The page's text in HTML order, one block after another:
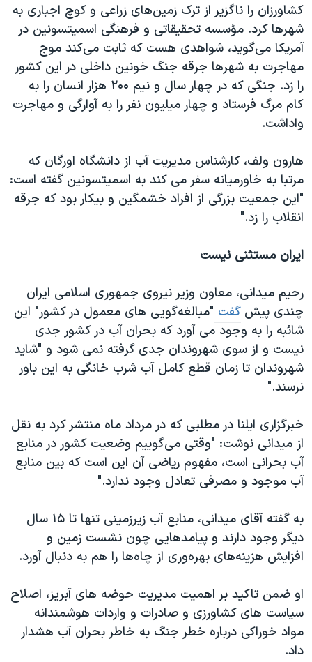
کشاورزان را ناگزیر از ترک زمین‌های زراعی و کوچ اجباری به
شهرها کرد. مؤسسه تحقیقاتی و فرهنگی اسمیتسونین در
آمریکا می‌گوید، شواهدی هست که ثابت می‌کند موج
مهاجرت به شهرها جرقه جنگ خونین داخلی در این کشور
را زد. جنگی که در چهار سال و نیم ۲۰۰ هزار انسان را به
کام مرگ فرستاد و چهار میلیون نفر را به آوارگی و مهاجرت
واداشت.
هارون ولف، کارشناس مدیریت آب از دانشگاه اورگان که
مرتبا به خاورمیانه سفر می کند به اسمیتسونین گفته است:
"این جمعیت بزرگی از افراد خشمگین و بیکار بود که جرقه
انقلاب را زد."
ایران مستثنی نیست
رحیم میدانی، معاون وزیر نیروی جمهوری اسلامی ایران
چندی پیش گفت "مبالغه‌گویی های معمول در کشور" این
شائبه را به وجود می آورد که بحران آب در کشور جدی
نیست و از سوی شهروندان جدی گرفته نمی شود و "شاید
شهروندان تا زمان قطع کامل آب شرب خانگی به این باور
نرسند."
خبرگزاری ایلنا در مطلبی که در مرداد ماه منتشر کرد به نقل
از میدانی نوشت: "وقتی می‌گوییم وضعیت کشور در منابع
آب بحرانی است، مفهوم ریاضی آن این است که بین منابع
آب موجود و مصرفی تعادل وجود ندارد."
به گفته آقای میدانی، منابع آب زیرزمینی تنها تا ۱۵ سال
دیگر وجود دارند و پیامدهایی چون نشست زمین و
افزایش هزینه‌های بهره‌وری از چاه‌ها را هم به دنبال آورد.
او ضمن تاکید بر اهمیت مدیریت حوضه های آبریز، اصلاح
سیاست های کشاورزی و صادرات و واردات هوشمندانه
مواد خوراکی درباره خطر جنگ به خاطر بحران آب هشدار
داد.